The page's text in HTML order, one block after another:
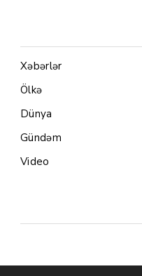
Xəbərlər
Ölkə
Dünya
Gündəm
Video